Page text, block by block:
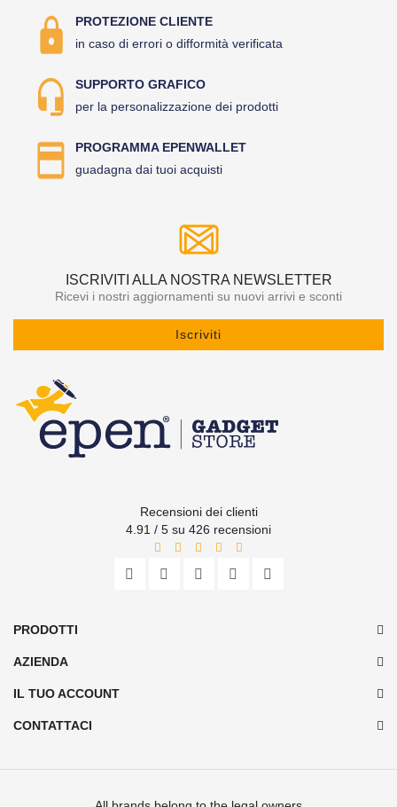
PROTEZIONE CLIENTE
in caso di errori o difformità verificata
SUPPORTO GRAFICO
per la personalizzazione dei prodotti
PROGRAMMA EPENWALLET
guadagna dai tuoi acquisti
ISCRIVITI ALLA NOSTRA NEWSLETTER
Ricevi i nostri aggiornamenti su nuovi arrivi e sconti
Iscriviti
Recensioni dei clienti
4.91 / 5 su 426 recensioni
PRODOTTI
AZIENDA
IL TUO ACCOUNT
CONTATTACI